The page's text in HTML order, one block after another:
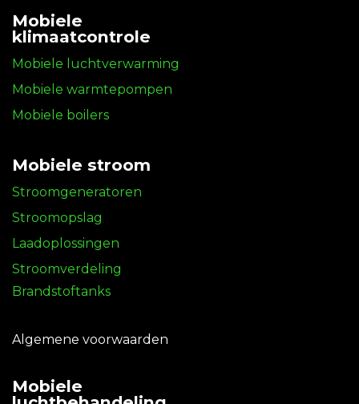
Mobiele
klimaatcontrole
Mobiele luchtverwarming
Mobiele warmtepompen
Mobiele boilers
Mobiele stroom
Stroomgeneratoren
Stroomopslag
Laadoplossingen
Stroomverdeling
Brandstoftanks
Algemene voorwaarden
Mobiele